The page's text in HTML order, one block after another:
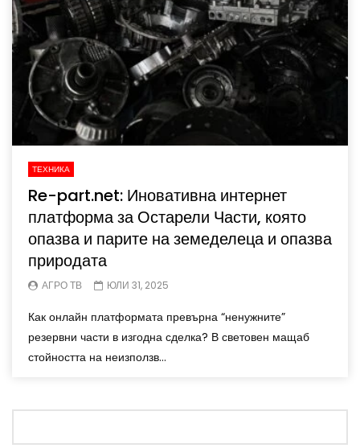
ТЕХНИКА
​​Re-part.net: Иновативна интернет
платформа за Остарели Части, която
опазва и парите на земеделеца и опазва
природата​
АГРО ТВ ЮЛИ 31, 2025
​​Как онлайн платформата превърна “ненужните”
резервни части в изгодна сделка?​ В световен мащаб
стойността на неизползв...